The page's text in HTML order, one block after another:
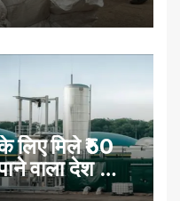
लिए मिले ₹50
वाला देश का